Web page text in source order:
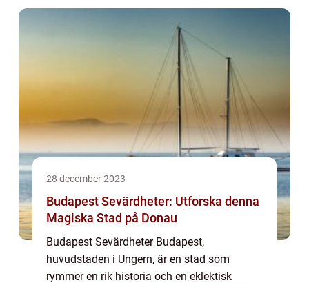
fascinera och inspirera. I den...
28 december 2023
Budapest Sevärdheter: Utforska denna
Magiska Stad på Donau
Budapest Sevärdheter Budapest,
huvudstaden i Ungern, är en stad som
rymmer en rik historia och en eklektisk